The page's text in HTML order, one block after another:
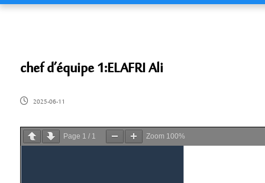
chef d’équipe 1:ELAFRI Ali
2025-06-11
Page 1 / 1 Zoom 100%